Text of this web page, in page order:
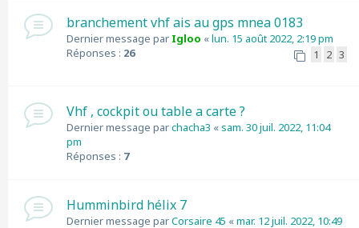
branchement vhf ais au gps mnea 0183
Dernier message par Igloo «lun. 15 août 2022, 2:19 pm
Réponses : 26 1 2 3
Vhf , cockpit ou table a carte ?
Dernier message parchacha3 «sam. 30 juil. 2022, 11:04
pm
Réponses : 7
Humminbird hélix 7
Dernier message parCorsaire 45 «mar. 12 juil. 2022, 10:49